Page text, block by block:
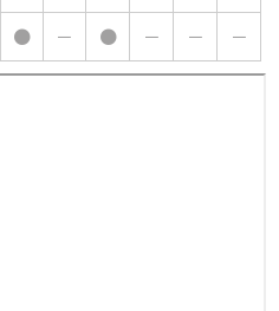
● － ● － － －